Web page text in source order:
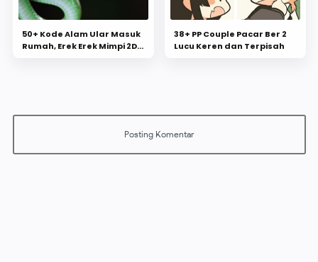
50+ Kode Alam Ular Masuk
Rumah, Erek Erek Mimpi 2D
38+ PP Couple Pacar Ber 2
Lucu Keren dan Terpisah